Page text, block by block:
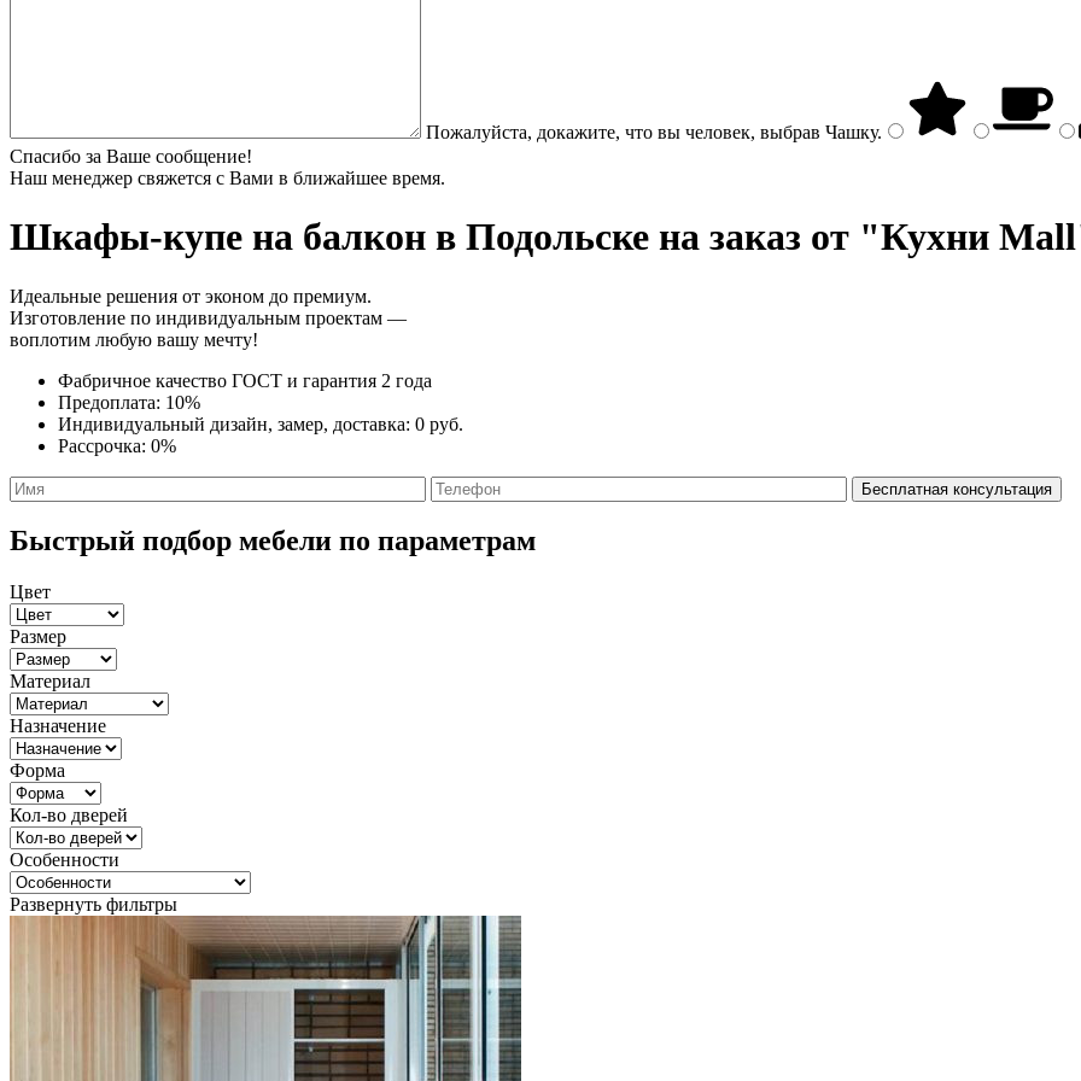
Пожалуйста, докажите, что вы человек, выбрав Чашку.
Спасибо за Ваше сообщение!
Наш менеджер свяжется с Вами в ближайшее время.
Шкафы-купе на балкон в Подольске на заказ от "Кухни
Идеальные решения от эконом до премиум.
Изготовление по индивидуальным проектам —
воплотим любую вашу мечту!
Фабричное качество ГОСТ и гарантия 2 года
Предоплата: 10%
Индивидуальный дизайн, замер, доставка: 0 руб.
Рассрочка: 0%
Быстрый подбор мебели по параметрам
Цвет
Размер
Материал
Назначение
Форма
Кол-во дверей
Особенности
Развернуть фильтры